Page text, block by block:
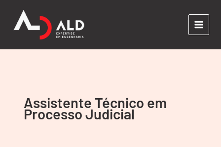
Assistente Técnico em
Processo Judicial